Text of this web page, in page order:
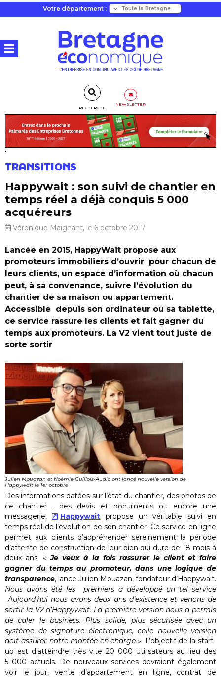
Votre département :
RECHERCHE
NEWSLETTER
TRANSITIONS
Happywait : son suivi de chantier en
temps réel a déjà conquis 5 000
acquéreurs
Véronique Maignant, le 6 octobre 2017
Lancée en 2015, HappyWait propose aux
promoteurs immobiliers d’ouvrir pour chacun de
leurs clients, un espace d’information où chacun
peut, à sa convenance, suivre l’évolution du
chantier de sa maison ou appartement.
Accessible depuis son ordinateur ou sa tablette,
ce service rassure les clients et fait gagner du
temps aux promoteurs. La V2 vient tout juste de
sorte sortir
Julien Mouazan et Noémie Guillois-Audic ont lancé nouvelle version de
Happywait le 1er octobre
Des informations datées sur l’état du chantier, des photos de
ce chantier , des devis et documents ou encore une
messagerie,
Happywait propose un véritable suivi en
temps réel de l’évolution de son chantier. Ce service en ligne
permet aux clients d’appréhender sereinement la période
d’attente de construction de leur bien qui dure de 18 mois à
deux ans. «Je veux à la fois rassurer le client et faire
gagner du temps au promoteur, dans une logique de
transparence, lance Julien Mouazan, fondateur d’Happywait.
Nous avons été les premiers a développé un tel service
Aujourd’hui nous avons deux ans d’existence et venons de
sortir la V2 d’Happywait. La première version nous a permis
de caler le business. Plus solide, plus sécurisée avec un
système de signature électronique, celle nouvelle version
doit assurer notre montée en charge ». L’objectif de la start-
up est d’atteindre très vite 20 000 utilisateurs au lieu des
5 000 actuels. De nouveaux services devraient également
voir le jour, vente d’appartement en ligne, contrat de